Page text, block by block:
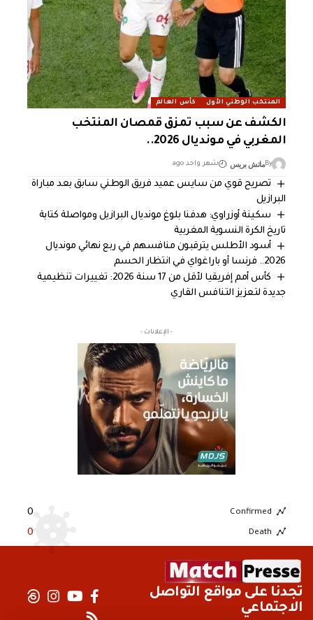
المنتخب الوطني الأول كأس العالم
الكشف عن سبب تمزق قمصان المنتخب
المغربي في مونديال 2026..
Byماتش بريس شهر واحد ago
تصريح قوي من سايس عميد فريق الوطني سابق بعد مباراة
البرازيل
سكينة أوزراوي: هدفنا بلوغ مونديال البرازيل ومواصلة كتابة
تاريخ الكرة النسوية المغربية
أسود الأطلس يترقبون منافسهم في ربع نهائي مونديال
2026.. فرنسا أو باراغواي في انتظار الحسم
كأس أمم إفريقيا لأقل من 17 سنة 2026: تغييرات تنظيمية
جديدة لتعزيز التنافس القاري
- الإعلانات -
Confirmed
0
Death
0
تجدنا على مواقع التواصل
الاجتماعي